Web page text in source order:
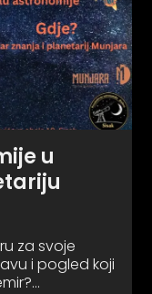
u
za svoje
i pogled koji